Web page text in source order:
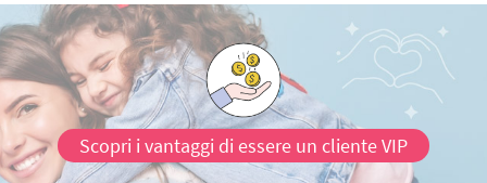
Scopri i vantaggi di essere un cliente VIP